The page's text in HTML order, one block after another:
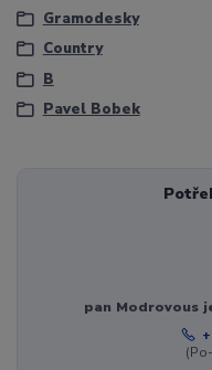
Gramodesky
Country
B
Pavel Bobek
pan Modrovous